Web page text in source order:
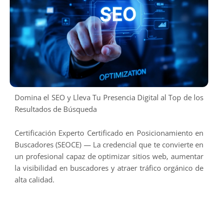
Domina el SEO y Lleva Tu Presencia Digital al Top de los
Resultados de Búsqueda
Certificación Experto Certificado en Posicionamiento en
Buscadores (SEOCE) — La credencial que te convierte en
un profesional capaz de optimizar sitios web, aumentar
la visibilidad en buscadores y atraer tráfico orgánico de
alta calidad.